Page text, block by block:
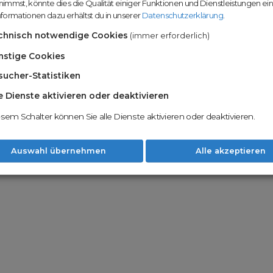
Nachname
du die
Möglichkeiten.
Unsere
Unser Open
um wertvolle
Mit
Option zu
könnte dies die Qualität einiger Funktionen und Dienstleistungen
dazu erhältst du in unsererDatenschutzerklärung.
notwendige Cookies (immer erforderlich)
Cookies
Statistiken
Dienste aktivieren oder deaktivieren
Schalter können Sie alle Dienste aktivieren oder deaktivieren.
Auswahl übernehmen Alle akzeptieren